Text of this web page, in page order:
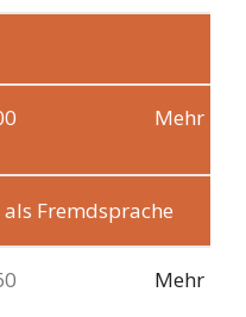
Mehr
als Fremdsprache
Mehr